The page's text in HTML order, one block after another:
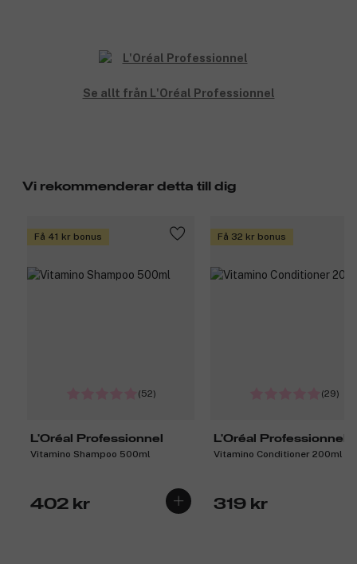
Se allt från L'Oréal Professionnel
Vi rekommenderar detta till dig
Få 41 kr bonus
(52)
L'Oréal Professionnel
Vitamino Shampoo 500ml
402 kr
Få 32 kr bonus
(29)
L'Oréal Professionnel
Vitamino Conditioner 200ml
319 kr